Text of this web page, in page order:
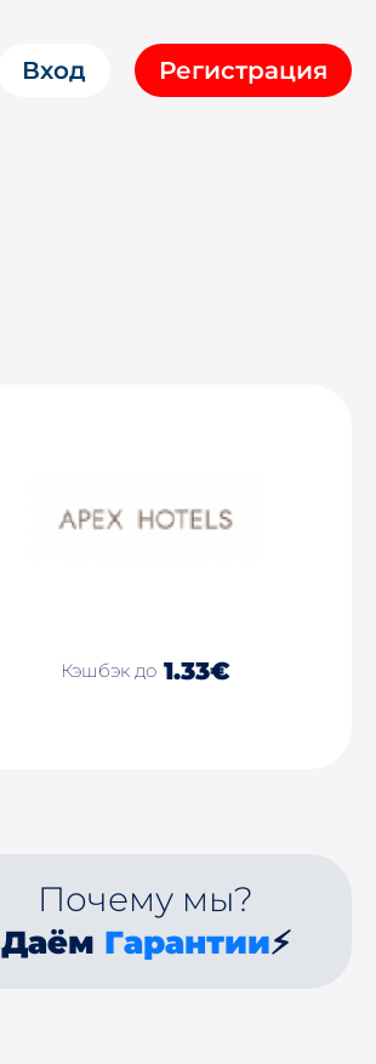
Вход Регистрация
Кэшбэк до 1.33€
Почему мы?
Даём Гарантии⚡